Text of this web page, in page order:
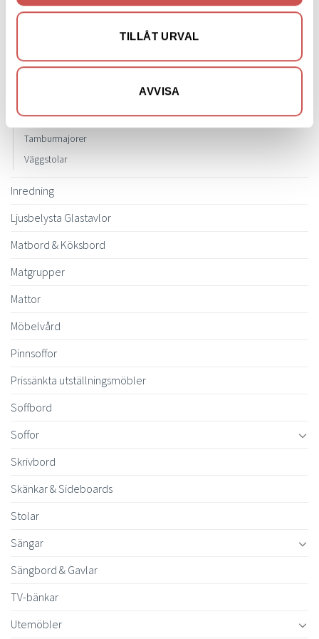
TILLÅT URVAL
AVVISA
Hatthyllor
Speglar
Tamburmajorer
Väggstolar
Inredning
Ljusbelysta Glastavlor
Matbord & Köksbord
Matgrupper
Mattor
Möbelvård
Pinnsoffor
Prissänkta utställningsmöbler
Soffbord
Soffor
Skrivbord
Skänkar & Sideboards
Stolar
Sängar
Sängbord & Gavlar
TV-bänkar
Utemöbler